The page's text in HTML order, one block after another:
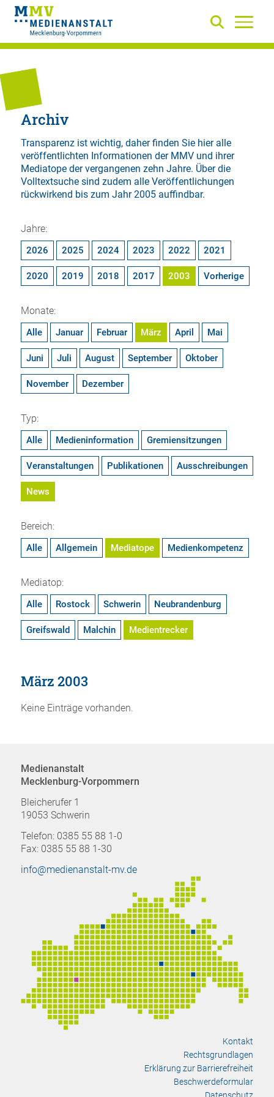
Archiv
Transparenz ist wichtig, daher finden Sie hier alle
veröffentlichten Informationen der MMV und ihrer
Mediatope der vergangenen zehn Jahre. Über die
Volltextsuchesind zudem alle Veröffentlichungen
rückwirkend bis zum Jahr 2005 auffindbar.
Jahre:
2026 2025 2024 2023 2022 2021
2020 2019 2018 2017 2003 Vorherige
Monate:
Alle Januar Februar März April Mai
Juni Juli August September Oktober
November Dezember
Typ:
Alle Medieninformation Gremiensitzungen
Veranstaltungen Publikationen Ausschreibungen
News
Bereich:
Alle Allgemein Mediatope Medienkompetenz
Mediatop:
Alle Rostock Schwerin Neubrandenburg
Greifswald Malchin Medientrecker
März 2003
Keine Einträge vorhanden.
Medienanstalt
Mecklenburg-Vorpommern
Bleicherufer 1
19053 Schwerin
Telefon: 0385 55 88 1-0
Fax: 0385 55 88 1-30
info@medienanstalt-mv.de
Kontakt
Rechtsgrundlagen
Erklärung zur Barrierefreiheit
Beschwerdeformular
Datenschutz